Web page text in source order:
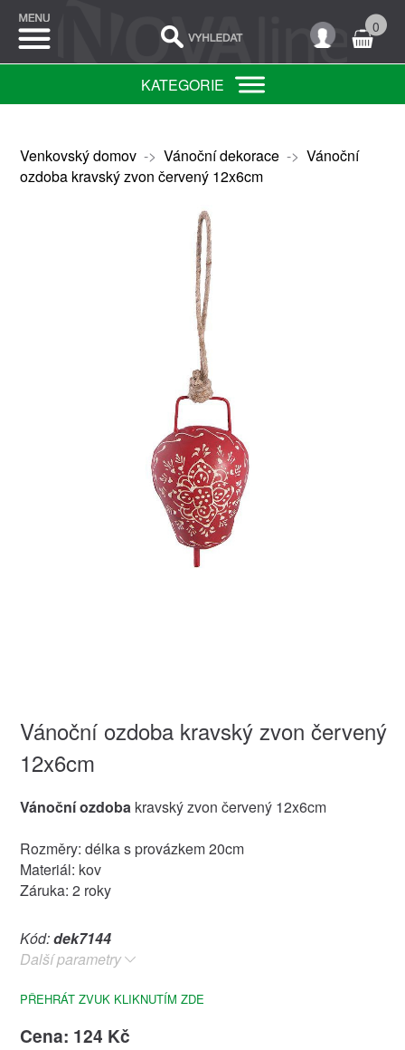
0
KATEGORIE
Venkovský domov-> Vánoční dekorace-> Vánoční
ozdoba kravský zvon červený 12x6cm
Vánoční ozdoba kravský zvon červený
12x6cm
Vánoční ozdobakravský zvon červený 12x6cm
Rozměry: délka s provázkem 20cm
Materiál: kov
Záruka: 2 roky
Kód:dek7144
Další parametry
PŘEHRÁT ZVUK KLIKNUTÍM ZDE
Cena: 124 Kč